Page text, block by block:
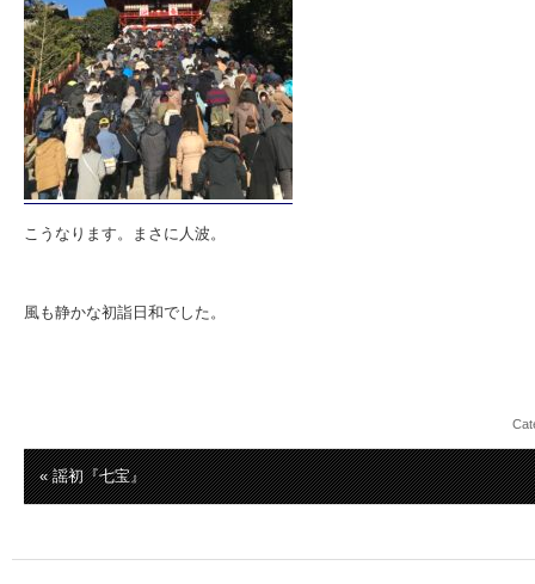
こうなります。まさに人波。
風も静かな初詣日和でした。
« 謡初『七宝』